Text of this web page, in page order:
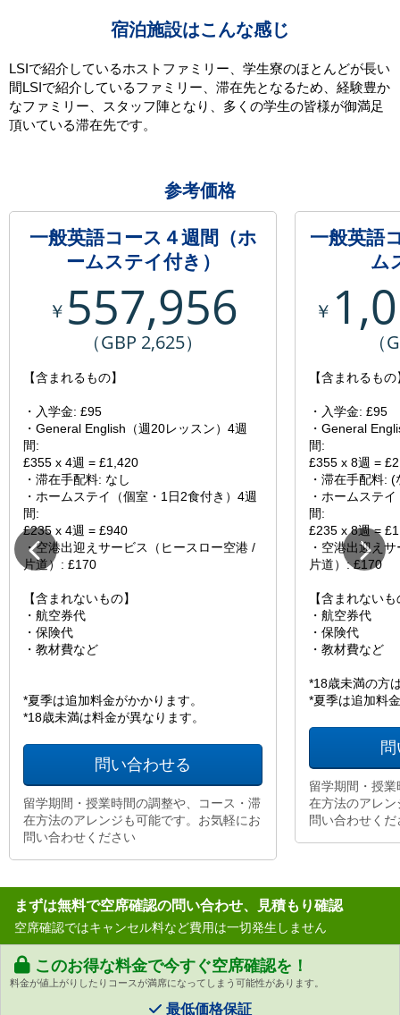
宿泊施設はこんな感じ
LSIで紹介しているホストファミリー、学生寮のほとんどが長い
間LSIで紹介しているファミリー、滞在先となるため、経験豊か
なファミリー、スタッフ陣となり、多くの学生の皆様が御満足
頂いている滞在先です。
参考価格
一般英語コース４週間（ホ
ームステイ付き）
￥ 557,956
（GBP 2,625）
【含まれるもの】
・入学金: £95
・General English（週20レッスン）4週
間:
£355 x 4週 = £1,420
・滞在手配料: なし
・ホームステイ（個室・1日2食付き）4週
間:
£235 x 4週 = £940
・空港出迎えサービス（ヒースロー空港 /
片道）: £170
【含まれないもの】
・航空券代
・保険代
・教材費など
*夏季は追加料金がかかります。
*18歳未満は料金が異なります。
問い合わせる
留学期間・授業時間の調整や、コース・滞
在方法のアレンジも可能です。お気軽にお
問い合わせください
一般英語
ム
￥
【含まれるもの
・入学金: £95
・General
間:
£355 x 8週 =
・滞在手配料: (
・ホームステ
間:
£235 x 8週 =
・空港出迎え
片道）: £170
【含まれない
・航空券代
・保険代
・教材費など
*18歳未満の方
*夏季は追加料
留学期間・授
在方法のアレ
問い合わせくだ
まずは無料で空席確認の問い合わせ、見積もり確認
空席確認ではキャンセル料など費用は一切発生しません
このお得な料金で今すぐ空席確認を！
料金が値上がりしたりコースが満席になってしまう可能性があります。
最低価格保証